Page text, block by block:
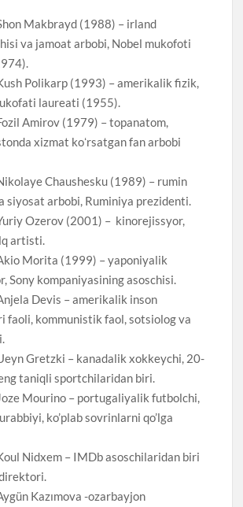
Makbrayd (1988) – irland
va jamoat arbobi, Nobel mukofoti
Polikarp (1993) – amerikalik fizik,
laureati (1955).
Amirov (1979) – topanatom,
xizmat koʻrsatgan fan arbobi
Chaushesku (1989) – rumin
siyosat arbobi, Ruminiya prezidenti.
Ozerov (2001) – kinorejissyor,
artisti.
Morita (1999) – yaponiyalik
Sony kompaniyasining asoschisi.
Devis – amerikalik inson
faoli, kommunistik faol, sotsiolog va
Gretzki – kanadalik xokkeychi, 20-
taniqli sportchilaridan biri.
Mourino – portugaliyalik futbolchi,
ko’plab sovrinlarni qo’lga
Nidxem – IMDb asoschilaridan biri
Kazımova -ozarbayjon